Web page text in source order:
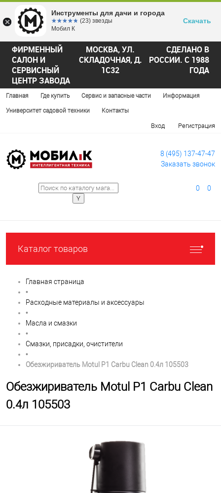
ФИРМЕННЫЙ
САЛОН И
СЕРВИСНЫЙ
ЦЕНТР ЗАВОДА
МОСКВА, УЛ.
СКЛАДОЧНАЯ, Д.
1С32
СДЕЛАНО В
РОССИИ. С 1988
ГОДА
Главная Где купить Сервис и запасные части Информация
Университет садовой техники Контакты
Вход Регистрация
8 (495) 137-47-47
Заказать звонок
0 0
Каталог товаров
Главная страница
•
Расходные материалы и аксессуары
•
Масла и смазки
•
Смазки, присадки, очистители
•
Обезжириватель Motul P1 Carbu Clean 0.4л 105503
Обезжириватель Motul P1 Carbu Clean
0.4л 105503
Инструменты для дачи и города
☆☆☆☆☆
★★★★★ (23) звезды
Мобил К
Скачать